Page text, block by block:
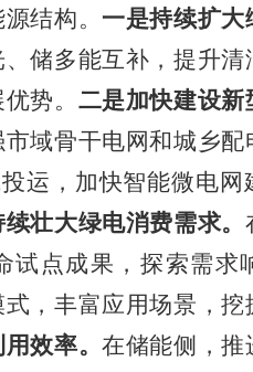
结构。 一是持续扩大
、储多能互补，提升
势。 二是加快建设新
市域骨干电网和城乡配
运，加快智能微电网
续壮大绿电消费需求。
试点成果， 探索需求
， 丰富应用场景，挖
用效率。在储能侧，推